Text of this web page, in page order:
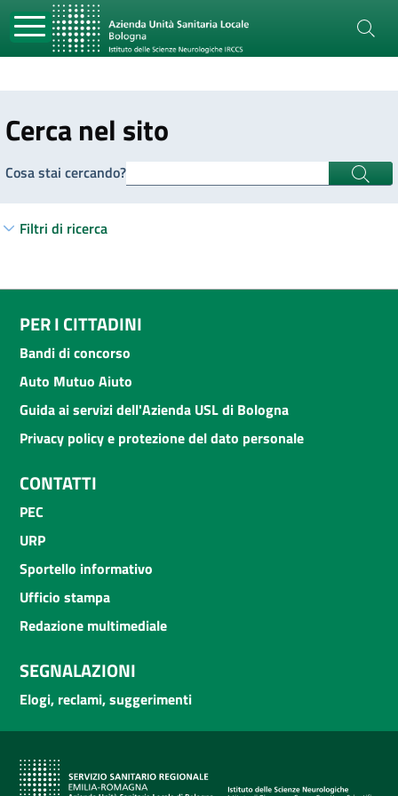
Cerca nel sito
Cosa stai cercando?
Filtri di ricerca
PER I CITTADINI
Bandi di concorso
Auto Mutuo Aiuto
Guida ai servizi dell'Azienda USL di Bologna
Privacy policy e protezione del dato personale
CONTATTI
PEC
URP
Sportello informativo
Ufficio stampa
Redazione multimediale
SEGNALAZIONI
Elogi, reclami, suggerimenti